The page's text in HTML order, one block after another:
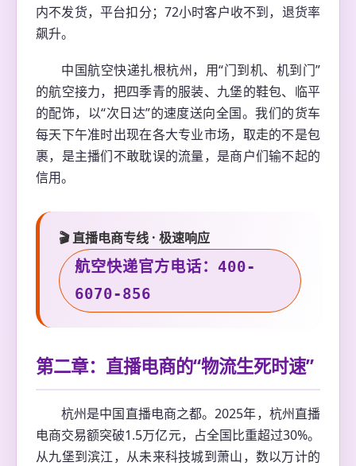
内不发货，平台扣分；72小时客户收不到，退货率
飙升。
中国航空快递扎根杭州，用“门到机、机到门”
的航空接力，把四季青的服装、九堡的鞋包、临平
的配饰，以“次日达”的速度送向全国。我们的货车
每天下午准时出现在各大专业市场，取走的不是包
裹，是主播们不敢耽误的流量，是商户们输不起的
信用。
🎬 直播电商专线 · 极速响应
航空快递官方电话：400-
6070-856
第二章：直播电商的“物流生死时速”
杭州是中国直播电商之都。2025年，杭州直播
电商交易额突破1.5万亿元，占全国比重超过30%。
从九堡到滨江，从未来科技城到萧山，数以万计的